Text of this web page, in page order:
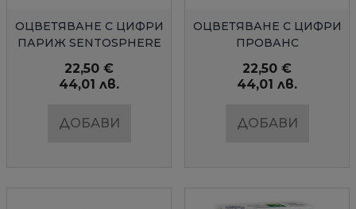
БЪРЗ ПРЕГЛЕД
ОЦВЕТЯВАНЕ С ЦИФРИ
ПАРИЖ SENTOSPHERE
22,50 €
44,01 лв.
ДОБАВИ
БЪРЗ ПРЕГЛЕД
ОЦВЕТЯВАНЕ С ЦИФРИ
ПРОВАНС
22,50 €
44,01 лв.
ДОБАВИ